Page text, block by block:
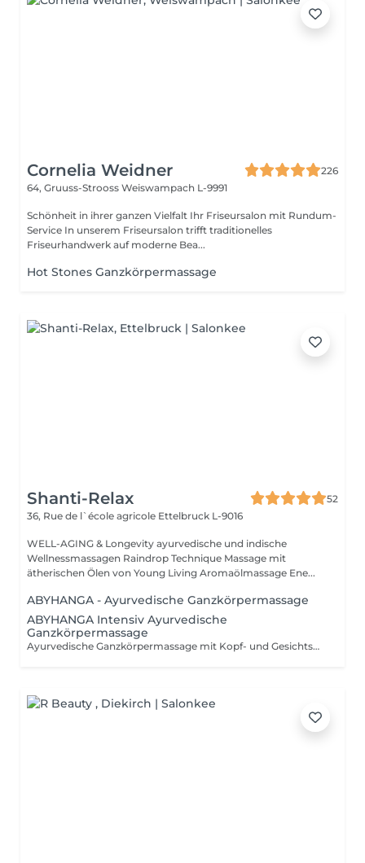
Cornelia Weidner
226
64, Gruuss-Strooss Weiswampach L-9991
Schönheit in ihrer ganzen Vielfalt Ihr Friseursalon mit Rundum-
Service In unserem Friseursalon trifft traditionelles
Friseurhandwerk auf moderne Bea...
Hot Stones Ganzkörpermassage
Shanti-Relax
52
36, Rue de l`école agricole Ettelbruck L-9016
WELL-AGING & Longevity ayurvedische und indische
Wellnessmassagen Raindrop Technique Massage mit
ätherischen Ölen von Young Living Aromaölmassage Ene...
ABYHANGA - Ayurvedische Ganzkörpermassage
ABYHANGA Intensiv Ayurvedische
Ganzkörpermassage
Ayurvedische Ganzkörpermassage mit Kopf- und Gesichtsmassage, entspannendem Fussbad : Die « Königin » der Massagen